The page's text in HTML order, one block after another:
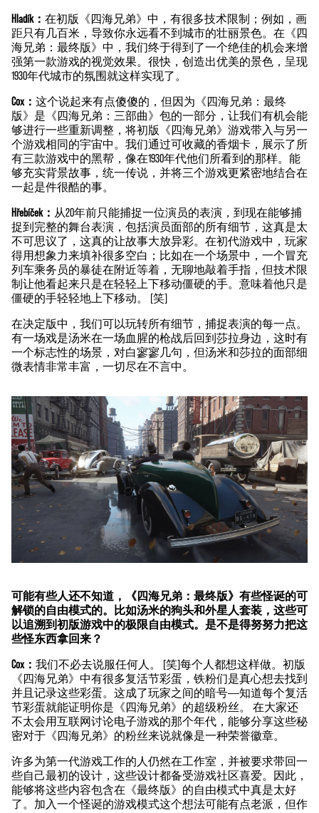
Hladík： 在初版《四海兄弟》中，有很多技术限制；例如，画
距只有几百米，导致你永远看不到城市的壮丽景色。在《四
海兄弟：最终版》中，我们终于得到了一个绝佳的机会来增
强第一款游戏的视觉效果。很快，创造出优美的景色，呈现
1930年代城市的氛围就这样实现了。
Cox： 这个说起来有点傻傻的，但因为《四海兄弟：最终
版》是《四海兄弟：三部曲》包的一部分，让我们有机会能
够进行一些重新调整，将初版《四海兄弟》游戏带入与另一
个游戏相同的宇宙中。我们通过可收藏的香烟卡，展示了所
有三款游戏中的黑帮，像在1930年代他们所看到的那样。能
够充实背景故事，统一传说，并将三个游戏更紧密地结合在
一起是件很酷的事。
Hřebíček： 从20年前只能捕捉一位演员的表演，到现在能够捕
捉到完整的舞台表演，包括演员面部的所有细节，这真是太
不可思议了，这真的让故事大放异彩。在初代游戏中，玩家
得用想象力来填补很多空白；比如在一个场景中，一个冒充
列车乘务员的暴徒在附近等着，无聊地敲着手指，但技术限
制让他看起来只是在轻轻上下移动僵硬的手。意味着他只是
僵硬的手轻轻地上下移动。 [笑]
在决定版中，我们可以玩转所有细节，捕捉表演的每一点。
有一场戏是汤米在一场血腥的枪战后回到莎拉身边，这时有
一个标志性的场景，对白寥寥几句，但汤米和莎拉的面部细
微表情非常丰富，一切尽在不言中。
可能有些人还不知道，《四海兄弟：最终版》有些怪诞的可
解锁的自由模式的。比如汤米的狗头和外星人套装，这些可
以追溯到初版游戏中的极限自由模式。是不是得努努力把这
些怪东西拿回来？
Cox： 我们不必去说服任何人。 [笑]每个人都想这样做。初版
《四海兄弟》中有很多复活节彩蛋，铁粉们是真心想去找到
并且记录这些彩蛋。这成了玩家之间的暗号——知道每个复活
节彩蛋就能证明你是《四海兄弟》的超级粉丝。 在大家还
不太会用互联网讨论电子游戏的那个年代，能够分享这些秘
密对于《四海兄弟》的粉丝来说就像是一种荣誉徽章。
许多为第一代游戏工作的人仍然在工作室，并被要求带回一
些自己最初的设计，这些设计都备受游戏社区喜爱。因此，
能够将这些内容包含在《最终版》的自由模式中真是太好
了。加入一个怪诞的游戏模式这个想法可能有点老派，但作